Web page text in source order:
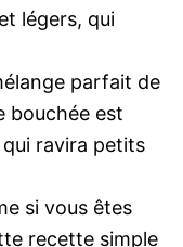
légers, qui
parfait de
bouchée est
ravira petits
si vous êtes
recette simple